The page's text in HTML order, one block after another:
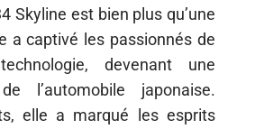
Skyline est bien plus qu’une
a captivé les passionnés de
devenant une
l’automobile japonaise.
elle a marqué les esprits